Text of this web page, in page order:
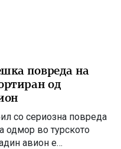
повреда на
од
со сериозна повреда
одмор во турското
авион е